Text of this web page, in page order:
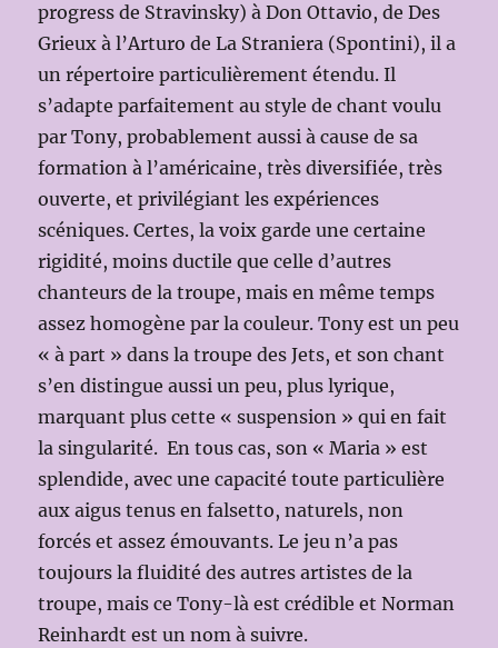
progress de Stravinsky) à Don Ottavio, de Des
Grieux à l’Arturo de La Straniera (Spontini), il a
un répertoire particulièrement étendu. Il
s’adapte parfaitement au style de chant voulu
par Tony, probablement aussi à cause de sa
formation à l’américaine, très diversifiée, très
ouverte, et privilégiant les expériences
scéniques. Certes, la voix garde une certaine
rigidité, moins ductile que celle d’autres
chanteurs de la troupe, mais en même temps
assez homogène par la couleur. Tony est un peu
« à part » dans la troupe des Jets, et son chant
s’en distingue aussi un peu, plus lyrique,
marquant plus cette « suspension » qui en fait
la singularité. En tous cas, son « Maria » est
splendide, avec une capacité toute particulière
aux aigus tenus en falsetto, naturels, non
forcés et assez émouvants. Le jeu n’a pas
toujours la fluidité des autres artistes de la
troupe, mais ce Tony-là est crédible et Norman
Reinhardt est un nom à suivre.